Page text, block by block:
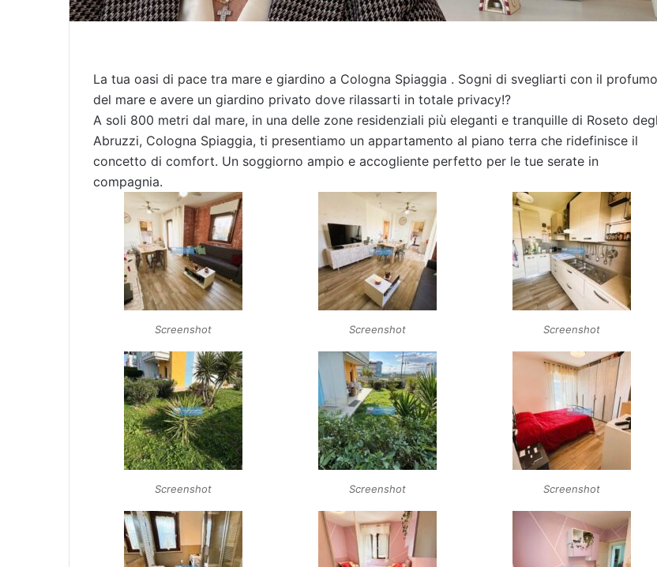
La tua oasi di pace tra mare e giardino a Cologna Spiaggia . Sogni di svegliarti con il profumo
del mare e avere un giardino privato dove rilassarti in totale privacy!?
​A soli 800 metri dal mare, in una delle zone residenziali più eleganti e tranquille di Roseto
Abruzzi, Cologna Spiaggia, ti presentiamo un appartamento al piano terra che ridefinisce il
concetto di comfort. Un soggiorno ampio e accogliente perfetto per le tue serate in
compagnia.
Screenshot Screenshot Screenshot
Screenshot Screenshot Screenshot